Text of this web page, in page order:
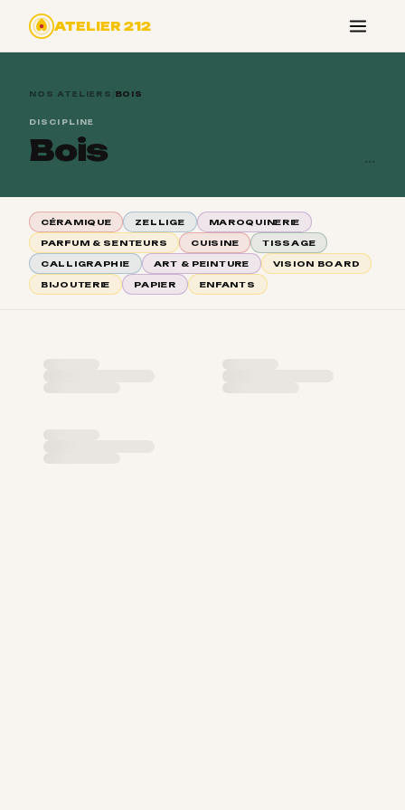
ATELIER 212
NOS ATELIERS BOIS
DISCIPLINE
Bois ...
CÉRAMIQUE ZELLIGE MAROQUINERIE
PARFUM & SENTEURS CUISINE TISSAGE
CALLIGRAPHIE ART & PEINTURE VISION BOARD
BIJOUTERIE PAPIER ENFANTS